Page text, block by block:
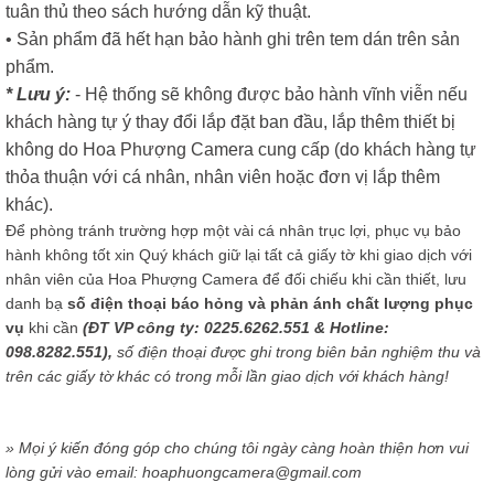
tuân thủ theo sách hướng dẫn kỹ thuật.
• Sản phẩm đã hết hạn bảo hành ghi trên tem dán trên sản
phẩm.
* Lưu ý: - Hệ thống sẽ không được bảo hành vĩnh viễn nếu
khách hàng tự ý thay đổi lắp đặt ban đầu, lắp thêm thiết bị
không do Hoa Phượng Camera cung cấp (do khách hàng tự
thỏa thuận với cá nhân, nhân viên hoặc đơn vị lắp thêm
khác).
Để phòng tránh trường hợp một vài cá nhân trục lợi, phục vụ bảo
hành không tốt xin Quý khách giữ lại tất cả giấy tờ khi giao dịch với
nhân viên của Hoa Phượng Camera để đối chiếu khi cần thiết, lưu
danh bạ số điện thoại báo hỏng và phản ánh chất lượng phục
vụ khi cần (ĐT VP công ty: 0225.6262.551 & Hotline:
098.8282.551), số điện thoại được ghi trong biên bản nghiệm thu và
trên các giấy tờ khác có trong mỗi lần giao dịch với khách hàng!
» Mọi ý kiến đóng góp cho chúng tôi ngày càng hoàn thiện hơn vui
lòng gửi vào email: hoaphuongcamera@gmail.com